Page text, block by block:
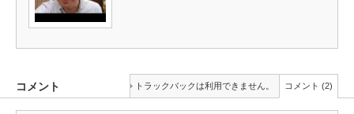
コメント トラックバックは利用できません。 コメント (2)